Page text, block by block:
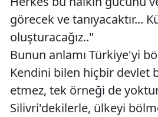
görecek ve tanıyacaktır...
oluşturacağız.."
Bunun anlamı Türkiye'yi
Kendini bilen hiçbir devlet
etmez, tek örneği de
Silivri'dekilerle, ülkeyi